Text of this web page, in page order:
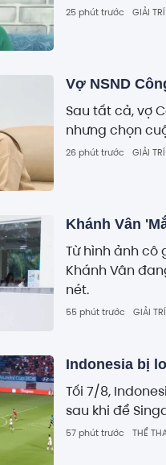
25 phút trước GIẢI TRÍ
Vợ NSND
Sau tất cả, vợ
nhưng chọn
26 phút trước GIẢI TRÍ
Khánh Vân
Từ hình ảnh cô
Khánh Vân
nét.
55 phút trước GIẢI TRÍ
Indonesia bị
Tối 7/8,
sau khi để
57 phút trước THỂ